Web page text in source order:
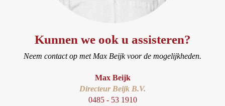
Kunnen we ook u assisteren?
Neem contact op met Max Beijk voor de mogelijkheden.
Max Beijk
Directeur Beijk B.V.
0485 - 53 1910